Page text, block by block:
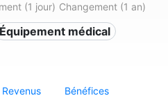
(1 jour) Changement (1 an)
Équipement médical
Revenus Bénéfices